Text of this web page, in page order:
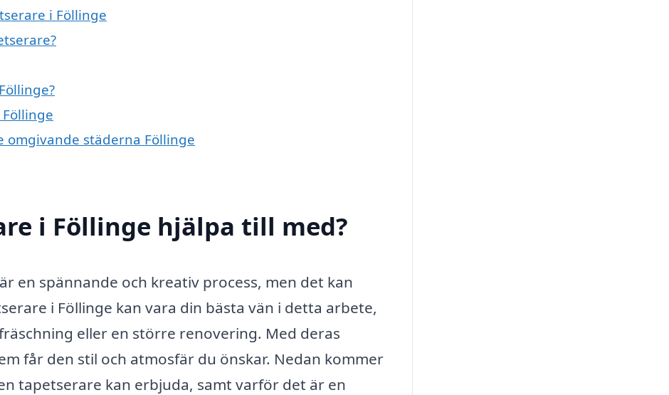
i Föllinge
omgivande städerna Föllinge
i Föllinge hjälpa till med?
en spännande och kreativ process, men det kan
i Föllinge kan vara din bästa vän i detta arbete,
eller en större renovering. Med deras
får den stil och atmosfär du önskar. Nedan kommer
tapetserare kan erbjuda, samt varför det är en